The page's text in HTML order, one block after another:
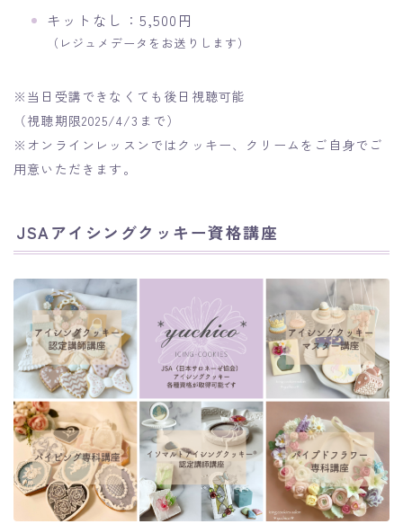
キットなし：5,500円
（レジュメデータをお送りします）
※当日受講できなくても後日視聴可能
（視聴期限2025/4/3まで）
※オンラインレッスンではクッキー、クリームをご自身でご
用意いただきます。
JSAアイシングクッキー資格講座